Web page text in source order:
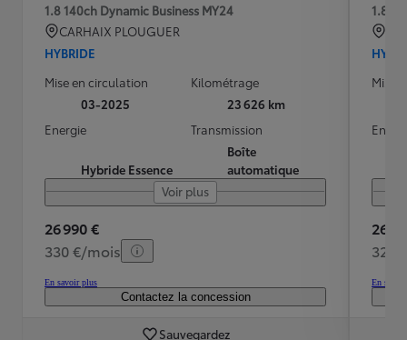
1.8 140ch Dynamic Business MY24
CARHAIX PLOUGUER
HYBRIDE
Mise en circulation
03-2025
Kilométrage
23 626 km
Energie
Hybride Essence
Transmission
Boîte
automatique
Voir plus
26 990 €
330 €/mois
En savoir plus
Contactez la concession
Sauvegardez
1.8
Mise
26
328
En